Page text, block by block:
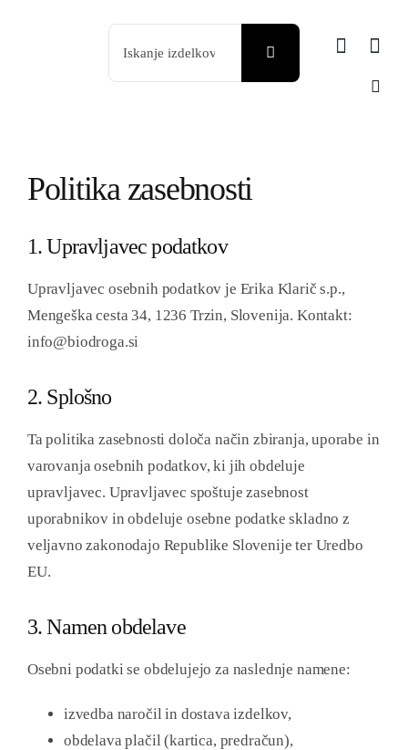
for:
Politika zasebnosti
1. Upravljavec podatkov
Upravljavec osebnih podatkov je Erika Klarič s.p.,
Mengeška cesta 34, 1236 Trzin, Slovenija. Kontakt:
info@biodroga.si
2. Splošno
Ta politika zasebnosti določa način zbiranja, uporabe in
varovanja osebnih podatkov, ki jih obdeluje
upravljavec. Upravljavec spoštuje zasebnost
uporabnikov in obdeluje osebne podatke skladno z
veljavno zakonodajo Republike Slovenije ter Uredbo
EU.
3. Namen obdelave
Osebni podatki se obdelujejo za naslednje namene:
izvedba naročil in dostava izdelkov,
obdelava plačil (kartica, predračun),